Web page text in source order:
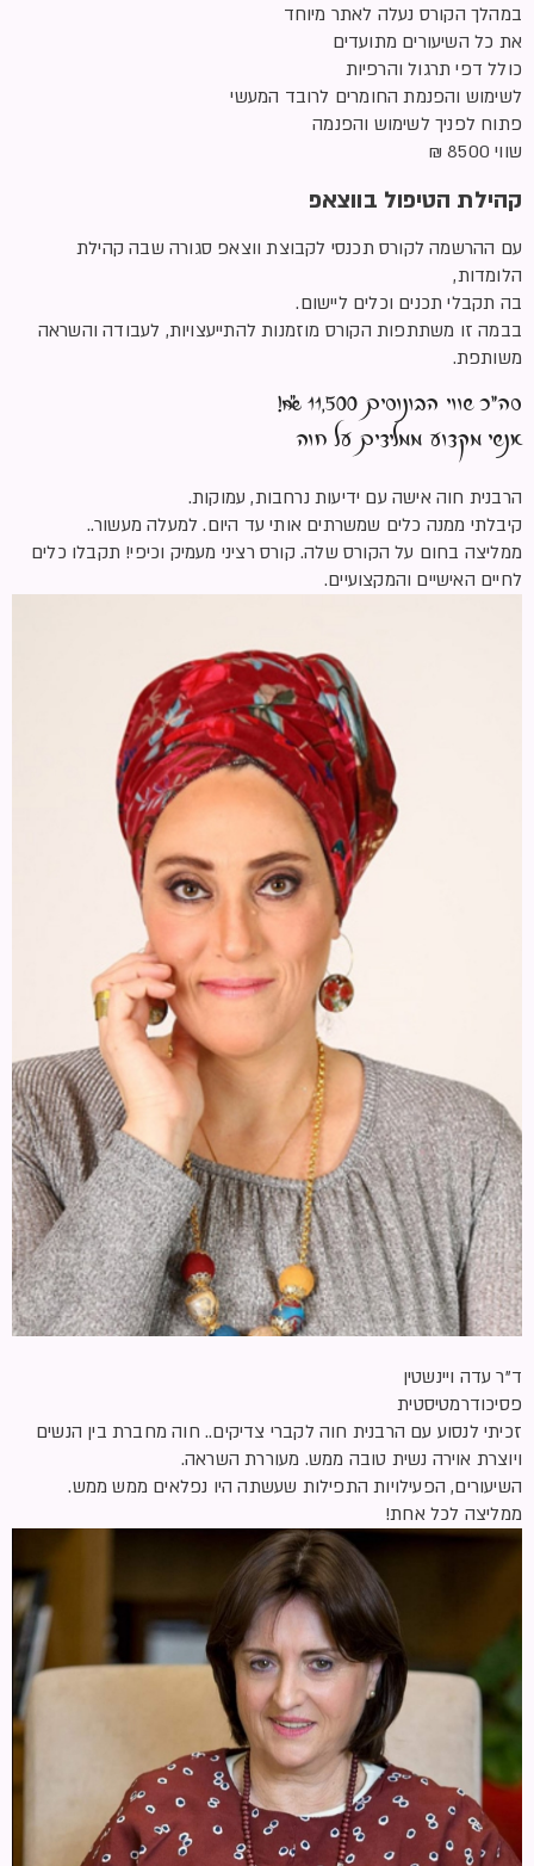
במהלך הקורס נעלה לאתר מיוחד
את כל השיעורים מתועדים
כולל דפי תרגול והרפיות
לשימוש והפנמת החומרים לרובד המעשי
פתוח לפניך לשימוש והפנמה
שווי 8500 ₪
קהילת הטיפול בווצאפ
עם ההרשמה לקורס תכנסי לקבוצת ווצאפ סגורה שבה קהילת
הלומדות,
בה תקבלי תכנים וכלים ליישום.
בבמה זו משתתפות הקורס מוזמנות להתייעצויות, לעבודה והשראה
משותפת.
סה”כ שווי הבונוסים 11,500 ₪!
אנשי מקצוע ממליצים על חוה
הרבנית חוה אישה עם ידיעות נרחבות, עמוקות.
קיבלתי ממנה כלים שמשרתים אותי עד היום. למעלה מעשור..
ממליצה בחום על הקורס שלה. קורס רציני מעמיק וכיפי! תקבלו כלים
לחיים האישיים והמקצועיים.
ד”ר עדה ויינשטין
פסיכודרמטיסטית
זכיתי לנסוע עם הרבנית חוה לקברי צדיקים.. חוה מחברת בין הנשים
ויוצרת אוירה נשית טובה ממש. מעוררת השראה.
השיעורים, הפעילויות התפילות שעשתה היו נפלאים ממש ממש.
ממליצה לכל אחת!